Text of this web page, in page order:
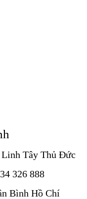
Linh Tây Thủ Đức
326 888
Bình Hồ Chí